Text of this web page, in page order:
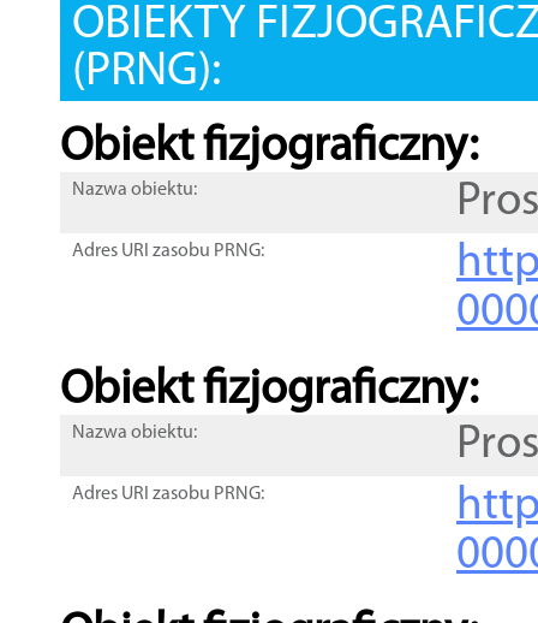
OBIEKTY
(PRNG):
Obiekt fizjograficzny:
Nazwa obiektu:
Adres URI zasobu PRNG:
Obiekt fizjograficzny:
Nazwa obiektu:
Adres URI zasobu PRNG: